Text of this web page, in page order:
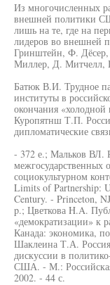
Из многочисленных
внешней политики
лишь на те, где на
лидеров во внешней
Гринштейн, Ф.
Миллер, Д. Митчелл,
Батюк В.И. Трудное
институты в
окончания
Куропятнш Т.П.
дипломатические
- 372 е.; Мальков ВЛ.
социокультурном
Limits of Partnership:
Century. - Princeton,
p.; Цветкова H.A.
«демократизации» к
Канада: экономика,
Шаклеина Т.А.
дискуссии в
США. - М.:
2002. - 44 с.